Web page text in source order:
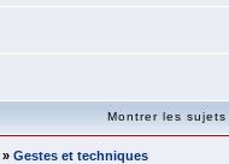
Montrer les
» Gestes et techniques